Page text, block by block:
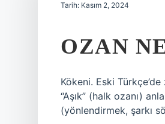
Tarih: Kasım 2, 2024
OZAN
Kökeni. Eski
“Aşık” (halk ozanı)
(yönlendirmek, şarkı